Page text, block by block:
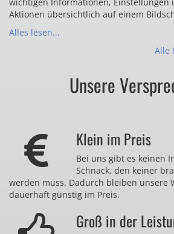
Aktionen übersichtlich auf einem
Alles lesen...
Alle
Unsere
Klein im Preis
Bei uns gibt es keinen
Schnack, den keiner
werden muss. Dadurch bleiben unsere
dauerhaft günstig im Preis.
Groß in der